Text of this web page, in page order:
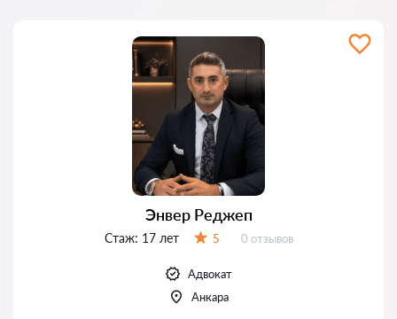
Энвер Реджеп
Стаж: 17 лет 5 Отзывов:
0 отзывов
Адвокат
Анкара